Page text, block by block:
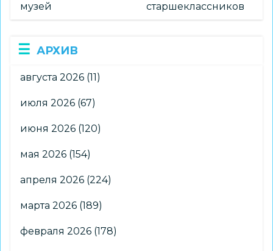
музей
старшеклассников
АРХИВ
августа 2026 (11)
июля 2026 (67)
июня 2026 (120)
мая 2026 (154)
апреля 2026 (224)
марта 2026 (189)
февраля 2026 (178)